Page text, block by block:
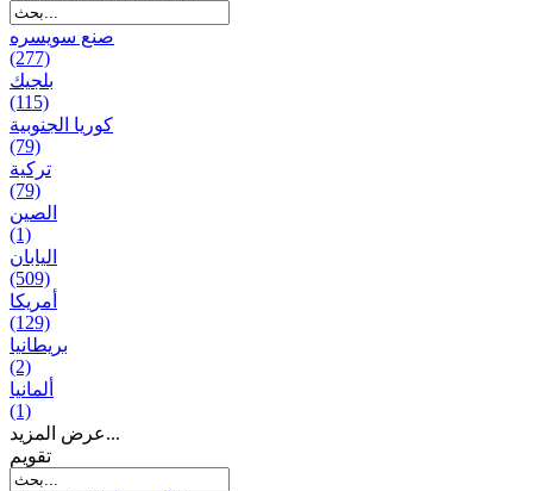
صنع سویسره
(277)
بلجيك
(115)
كوريا الجنوبية
(79)
تركية
(79)
الصين
(1)
اليابان
(509)
أمريكا
(129)
بریطانیا
(2)
ألمانيا
(1)
عرض المزيد...
تقويم